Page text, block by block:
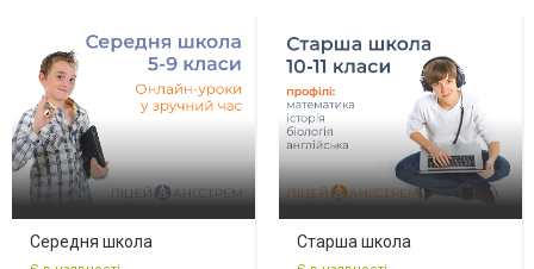
Середня школа Старша школа